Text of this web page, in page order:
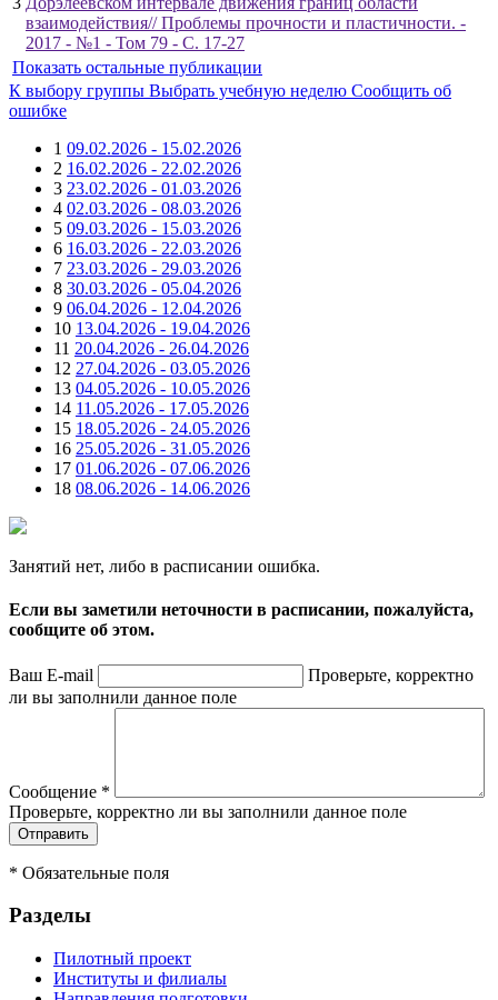
взаимодействия// Проблемы прочности и пластичности. -
2017 - №1 - Том 79 - С. 17-27
Показать остальные публикации
К выбору группы Выбрать учебную неделю Сообщить об
ошибке
1 09.02.2026 - 15.02.2026
2 16.02.2026 - 22.02.2026
3 23.02.2026 - 01.03.2026
4 02.03.2026 - 08.03.2026
5 09.03.2026 - 15.03.2026
6 16.03.2026 - 22.03.2026
7 23.03.2026 - 29.03.2026
8 30.03.2026 - 05.04.2026
9 06.04.2026 - 12.04.2026
10 13.04.2026 - 19.04.2026
11 20.04.2026 - 26.04.2026
12 27.04.2026 - 03.05.2026
13 04.05.2026 - 10.05.2026
14 11.05.2026 - 17.05.2026
15 18.05.2026 - 24.05.2026
16 25.05.2026 - 31.05.2026
17 01.06.2026 - 07.06.2026
18 08.06.2026 - 14.06.2026
Занятий нет, либо в расписании ошибка.
Если вы заметили неточности в расписании, пожалуйста,
сообщите об этом.
Ваш E-mail
Проверьте, корректно
ли вы заполнили данное поле
Сообщение *
Проверьте, корректно ли вы заполнили данное поле
* Обязательные поля
Разделы
Пилотный проект
Институты и филиалы